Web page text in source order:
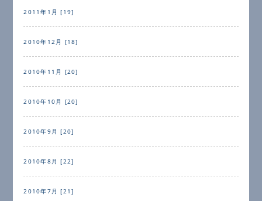
2011年1月 [19]
2010年12月 [18]
2010年11月 [20]
2010年10月 [20]
2010年9月 [20]
2010年8月 [22]
2010年7月 [21]